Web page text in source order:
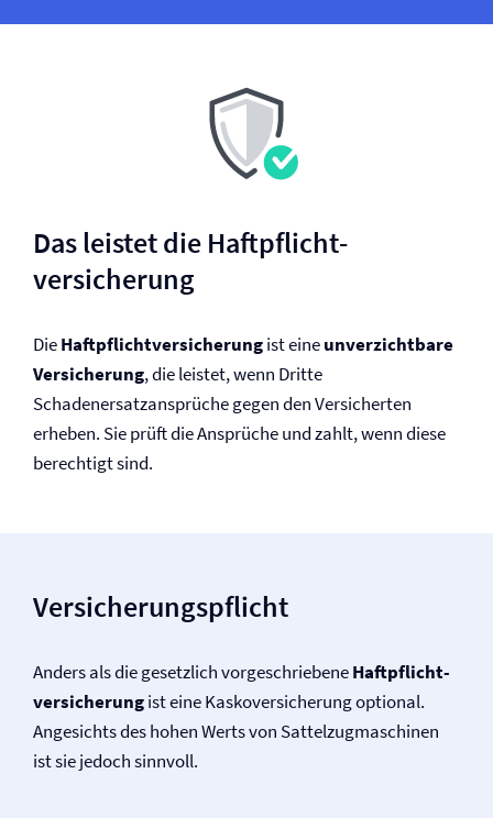
Das leistet die Haftpflicht­
versicherung
DieHaftpflicht­versicherungist eineunverzichtbare
Versicherung, die leistet, wenn Dritte
Schadenersatzansprüche gegen den Versicherten
erheben. Sie prüft die Ansprüche und zahlt, wenn diese
berechtigt sind.
Versicherungspflicht
Anders als die gesetzlich vorgeschriebeneHaftpflicht­
versicherungist eine Kasko­versicherung optional.
Angesichts des hohen Werts von Sattelzugmaschinen
ist sie jedoch sinnvoll.